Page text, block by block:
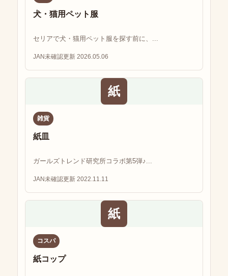
犬・猫用ペット服
セリアで犬・猫用ペット服を探す前に、...
JAN未確認更新 2026.05.06
紙
雑貨
紙皿
ガールズトレンド研究所コラボ第5弾♪...
JAN未確認更新 2022.11.11
紙
コスパ
紙コップ